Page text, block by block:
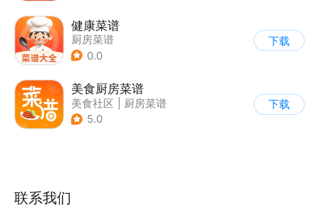
健康菜谱
厨房菜谱
0.0
下载
美食厨房菜谱
美食社区
厨房菜谱
5.0
下载
联系我们